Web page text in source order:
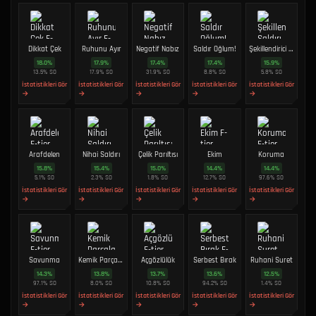
Dikkat Çek
18.0%
13.5% SO
İstatistikleri Gör
→
Ruhunu Ayır
17.9%
17.9%SO
İstatistikleri Gör
→
Negatif Nabız
17.4%
31.9% SO
İstatistikleri Gör
→
Saldır Oğlum!
17.4%
8.8% SO
İstatistikleri Gör
→
Şekillendirici Saldırı
15.9%
5.8% SO
İstatistikleri Gör
→
Arafdelen
15.8%
5.1%SO
İstatistikleri Gör
→
Nihai Saldırı
15.4%
2.3% SO
İstatistikleri Gör
→
Çelik Parıltısı
15.0%
1.8%SO
İstatistikleri Gör
→
Ekim
14.4%
12.7%SO
İstatistikleri Gör
→
Koruma
14.4%
97.6%SO
İstatistikleri Gör
→
Savunma
14.3%
97.1% SO
İstatistikleri Gör
→
Kemik Parçaları
13.8%
8.0%SO
İstatistikleri Gör
→
Açgözlülük
13.7%
10.8% SO
İstatistikleri Gör
→
Serbest Bırak
13.6%
94.2% SO
İstatistikleri Gör
→
Ruhani Suret
12.5%
1.4%SO
İstatistikleri Gör
→